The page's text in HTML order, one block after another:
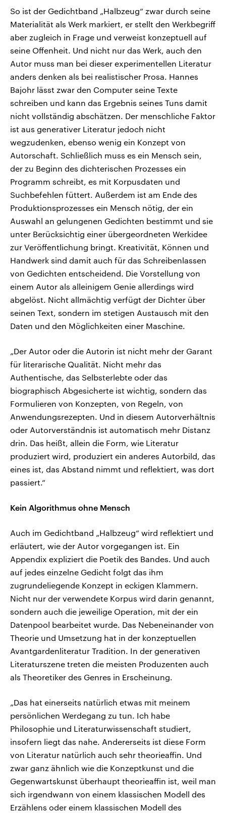
So ist der Gedichtband „Halbzeug“ zwar durch seine
Materialität als Werk markiert, er stellt den Werkbegriff
aber zugleich in Frage und verweist konzeptuell auf
seine Offenheit. Und nicht nur das Werk, auch den
Autor muss man bei dieser experimentellen Literatur
anders denken als bei realistischer Prosa. Hannes
Bajohr lässt zwar den Computer seine Texte
schreiben und kann das Ergebnis seines Tuns damit
nicht vollständig abschätzen. Der menschliche Faktor
ist aus generativer Literatur jedoch nicht
wegzudenken, ebenso wenig ein Konzept von
Autorschaft. Schließlich muss es ein Mensch sein,
der zu Beginn des dichterischen Prozesses ein
Programm schreibt, es mit Korpusdaten und
Suchbefehlen füttert. Außerdem ist am Ende des
Produktionsprozesses ein Mensch nötig, der ein
Auswahl an gelungenen Gedichten bestimmt und sie
unter Berücksichtig einer übergeordneten Werkidee
zur Veröffentlichung bringt. Kreativität, Können und
Handwerk sind damit auch für das Schreibenlassen
von Gedichten entscheidend. Die Vorstellung von
einem Autor als alleinigem Genie allerdings wird
abgelöst. Nicht allmächtig verfügt der Dichter über
seinen Text, sondern im stetigen Austausch mit den
Daten und den Möglichkeiten einer Maschine.
„Der Autor oder die Autorin ist nicht mehr der Garant
für literarische Qualität. Nicht mehr das
Authentische, das Selbsterlebte oder das
biographisch Abgesicherte ist wichtig, sondern das
Formulieren von Konzepten, von Regeln, von
Anwendungsrezepten. Und in diesem Autorverhältnis
oder Autorverständnis ist automatisch mehr Distanz
drin. Das heißt, allein die Form, wie Literatur
produziert wird, produziert ein anderes Autorbild, das
eines ist, das Abstand nimmt und reflektiert, was dort
passiert.“
Kein Algorithmus ohne Mensch
Auch im Gedichtband „Halbzeug“ wird reflektiert und
erläutert, wie der Autor vorgegangen ist. Ein
Appendix expliziert die Poetik des Bandes. Und auch
auf jedes einzelne Gedicht folgt das ihm
zugrundeliegende Konzept in eckigen Klammern.
Nicht nur der verwendete Korpus wird darin genannt,
sondern auch die jeweilige Operation, mit der ein
Datenpool bearbeitet wurde. Das Nebeneinander von
Theorie und Umsetzung hat in der konzeptuellen
Avantgardenliteratur Tradition. In der generativen
Literaturszene treten die meisten Produzenten auch
als Theoretiker des Genres in Erscheinung.
„Das hat einerseits natürlich etwas mit meinem
persönlichen Werdegang zu tun. Ich habe
Philosophie und Literaturwissenschaft studiert,
insofern liegt das nahe. Andererseits ist diese Form
von Literatur natürlich auch sehr theorieaffin. Und
zwar ganz ähnlich wie die Konzeptkunst und die
Gegenwartskunst überhaupt theorieaffin ist, weil man
sich irgendwann von einem klassischen Modell des
Erzählens oder einem klassischen Modell des